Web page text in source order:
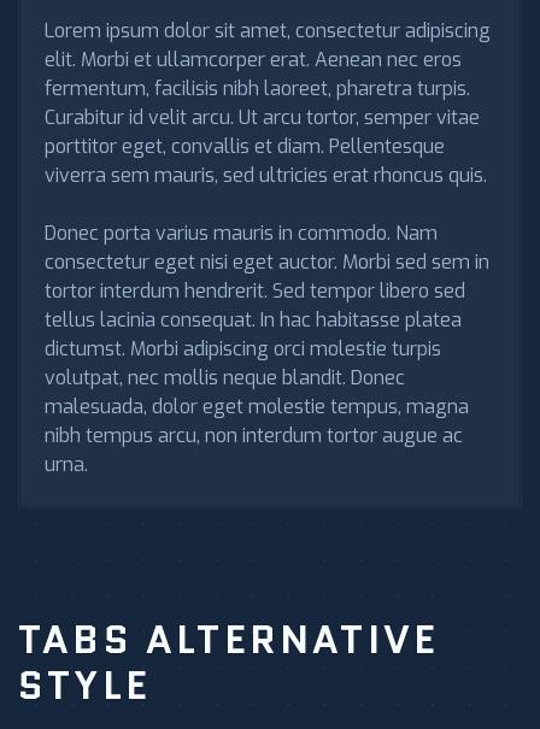
Lorem ipsum dolor sit amet, consectetur adipiscing
elit. Morbi et ullamcorper erat. Aenean nec eros
fermentum, facilisis nibh laoreet, pharetra turpis.
Curabitur id velit arcu. Ut arcu tortor, semper vitae
porttitor eget, convallis et diam. Pellentesque
viverra sem mauris, sed ultricies erat rhoncus quis.
Donec porta varius mauris in commodo. Nam
consectetur eget nisi eget auctor. Morbi sed sem in
tortor interdum hendrerit. Sed tempor libero sed
tellus lacinia consequat. In hac habitasse platea
dictumst. Morbi adipiscing orci molestie turpis
volutpat, nec mollis neque blandit. Donec
malesuada, dolor eget molestie tempus, magna
nibh tempus arcu, non interdum tortor augue ac
urna.
TABS ALTERNATIVE
STYLE